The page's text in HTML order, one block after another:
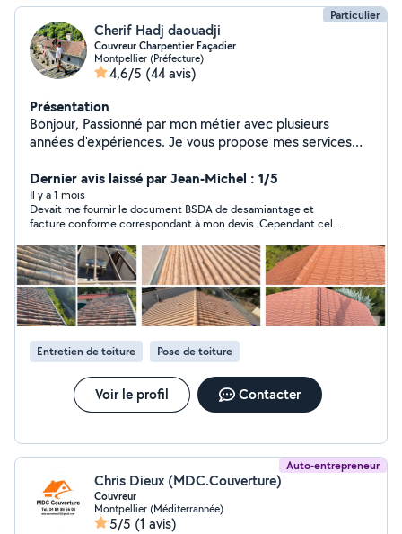
Particulier
Cherif Hadj daouadji
Couvreur Charpentier Façadier
Montpellier (Préfecture)
4,6/5 (44 avis)
Présentation
Bonjour, Passionné par mon métier avec plusieurs
années d'expériences. Je vous propose mes services
Étanchéité, Traitement d'humide , Peinture. Au plaisir de
réaliser vos projets.
Dernier avis laissé par Jean-Michel : 1/5
Il y a 1 mois
Devait me fournir le document BSDA de desamiantage et
facture conforme correspondant à mon devis. Cependant cela
sous traitant Net Habitat. je publierai des photos et le montant
des travaux exécuter les garanties des travaux ne sont pas
tenus pour le moment. j attends un retour d information ainsi
que mes documents conformes avant tous recours.
Entretien de toiture Pose de toiture
Voir le profil Contacter
Auto-entrepreneur
Chris Dieux (MDC.Couverture)
Couvreur
Montpellier (Méditerrannée)
5/5 (1 avis)